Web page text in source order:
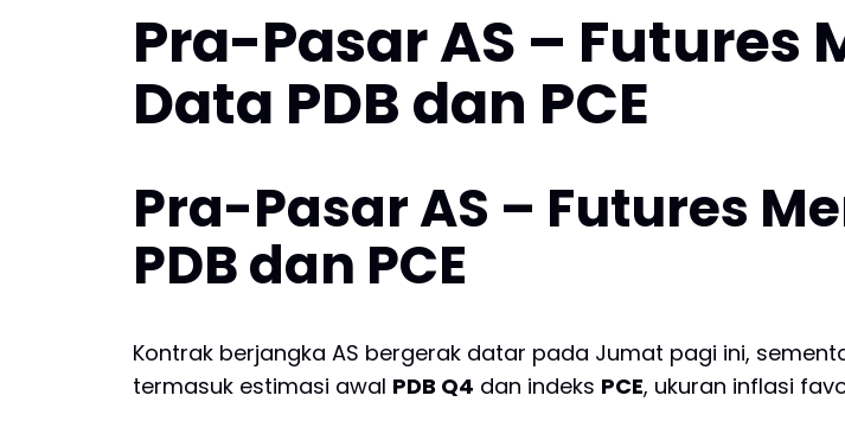
Pra-Pasar AS –
Data PDB dan PCE
Pra-Pasar AS – Futures
PDB dan PCE
Kontrak berjangka AS bergerak datar pada Jumat pagi ini,
termasuk estimasi awal PDB Q4 dan indeks PCE, ukuran inflasi